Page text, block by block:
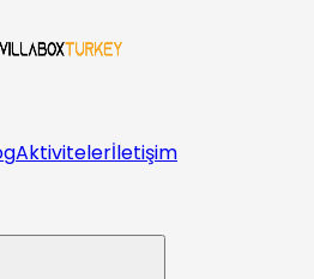
Aktivitelerİletişim